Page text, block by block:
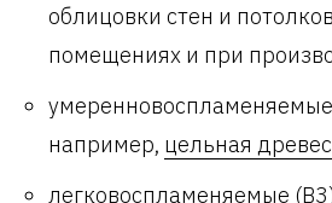
облицовки стен и
помещениях и при
например, цельная
легковоспламеняемые